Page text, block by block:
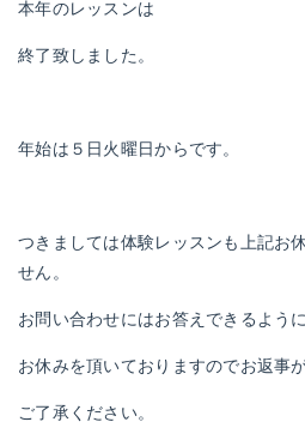
本年のレッスンは
終了致しました。
年始は５日火曜日からです。
つきましては体験レッスンも上記お
せん。
お問い合わせにはお答えできるよう
お休みを頂いておりますのでお返事
ご了承ください。